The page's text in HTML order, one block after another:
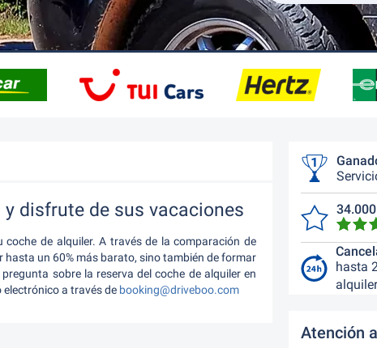
disfrute de sus vacaciones
de alquiler. A través de la comparación de
hasta un 60% más barato, sino también de formar
sobre la reserva del coche de alquiler en
a través de booking@driveboo.com
hasta
alquiler
Atención